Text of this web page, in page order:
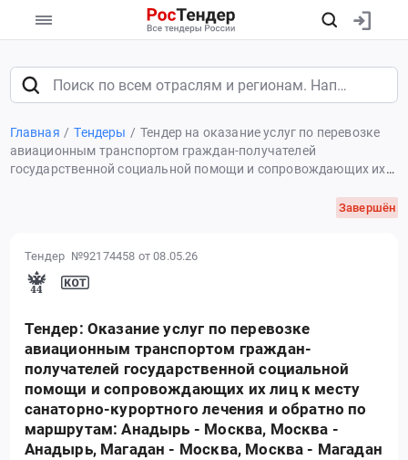
Главная Тендеры
Тендер на оказание услуг по перевозке
авиационным транспортом граждан-получателей
государственной социальной помощи и сопровождающих их
маршрутам: Анадырь-Москва, Москва-Анадырь, Магадан-
Завершён
Тендер №92174458 от 08.05.26
Тендер: Оказание услуг по перевозке
авиационным транспортом граждан-
получателей государственной социальной
помощи и сопровождающих их лиц к месту
санаторно-курортного лечения и обратно по
маршрутам: Анадырь - Москва, Москва -
Анадырь, Магадан - Москва, Москва - Магадан